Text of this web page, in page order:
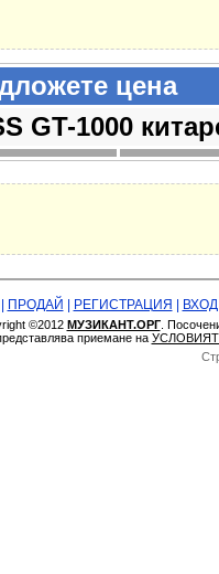
цена
GT-1000
ПРОДАЙ РЕГИСТРАЦИЯ ВХОД
©2012 МУЗИКАНТ.ОРГ.
приемане на